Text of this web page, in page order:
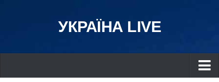
УКРАЇНА LIVE